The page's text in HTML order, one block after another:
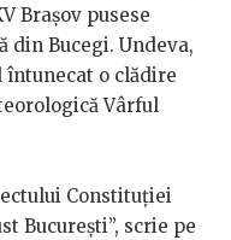
Brașov pusese
din Bucegi. Undeva,
o clădire
Vârful
Constituției
București”, scrie pe